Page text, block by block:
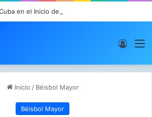
en el Inicio de la “Súper Ronda”
Inicio / Béisbol Mayor
Béisbol Mayor